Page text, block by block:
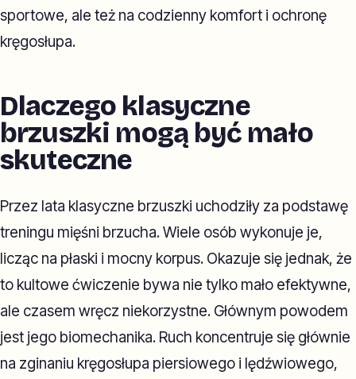
sportowe, ale też na codzienny komfort i ochronę
kręgosłupa.
Dlaczego klasyczne
brzuszki mogą być mało
skuteczne
Przez lata klasyczne brzuszki uchodziły za podstawę
treningu mięśni brzucha. Wiele osób wykonuje je,
licząc na płaski i mocny korpus. Okazuje się jednak, że
to kultowe ćwiczenie bywa nie tylko mało efektywne,
ale czasem wręcz niekorzystne. Głównym powodem
jest jego biomechanika. Ruch koncentruje się głównie
na zginaniu kręgosłupa piersiowego i lędźwiowego,